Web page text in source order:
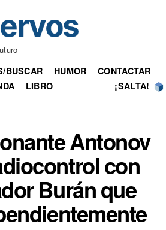
BUSCAR HUMOR
CONTACTAR
LIBRO ¡SALTA!
Antonov
con
Burán que